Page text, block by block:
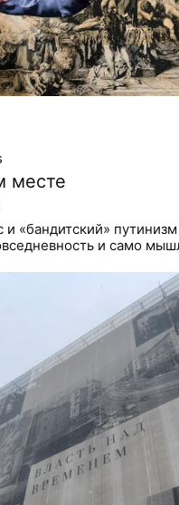
месте
и «бандитский»
и само